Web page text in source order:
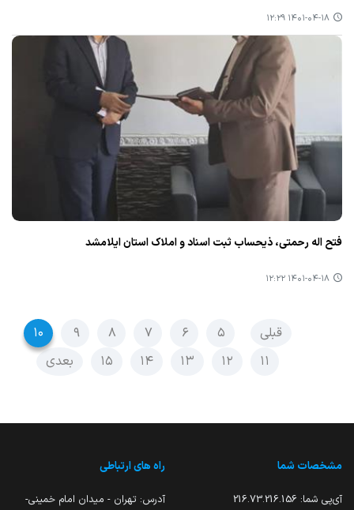
۱۴۰۱-۰۴-۱۸ ۱۲:۲۹
فتح اله رحمتی، ذیحساب ثبت اسناد و املاك استان ایلامشد
۱۴۰۱-۰۴-۱۸ ۱۲:۲۲
قبلی ۵ ۶ ۷ ۸ ۹
۱۰
۱۱
۱۲ ۱۳ ۱۴ ۱۵ بعدی
مشخصات شما
آی‌پی شما: 216.73.216.156
راه های ارتباطی
آدرس: تهران - میدان امام خمینی-